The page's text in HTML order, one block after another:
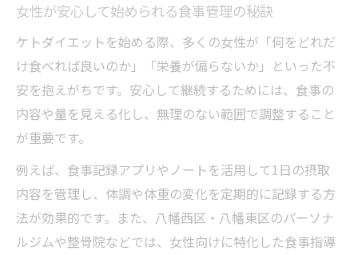
女性が安心して始められる食事管理の秘訣
ケトダイエットを始める際、多くの女性が「何をどれだ
け食べれば良いのか」「栄養が偏らないか」といった不
安を抱えがちです。安心して継続するためには、食事の
内容や量を見える化し、無理のない範囲で調整すること
が重要です。
例えば、食事記録アプリやノートを活用して1日の摂取
内容を管理し、体調や体重の変化を定期的に記録する方
法が効果的です。また、八幡西区・八幡東区のパーソナ
ルジムや整骨院などでは、女性向けに特化した食事指導